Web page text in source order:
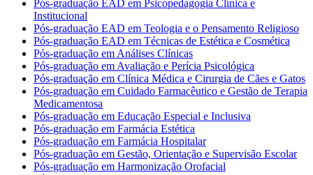
Pós-graduação EAD em Psicopedagogia Clínica e
Institucional
Pós-graduação EAD em Teologia e o Pensamento Religioso
Pós-graduação EAD em Técnicas de Estética e Cosmética
Pós-graduação em Análises Clínicas
Pós-graduação em Avaliação e Perícia Psicológica
Pós-graduação em Clínica Médica e Cirurgia de Cães e Gatos
Pós-graduação em Cuidado Farmacêutico e Gestão de Terapia
Medicamentosa
Pós-graduação em Educação Especial e Inclusiva
Pós-graduação em Farmácia Estética
Pós-graduação em Farmácia Hospitalar
Pós-graduação em Gestão, Orientação e Supervisão Escolar
Pós-graduação em Harmonização Orofacial